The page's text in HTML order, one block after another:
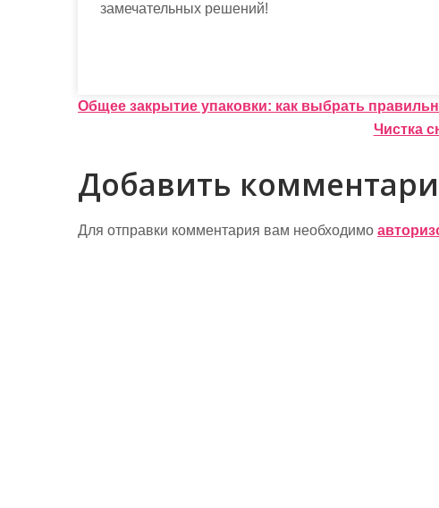
замечательных решений!
Н
в
и
г
Общее закрытие упаковки: как выбрать
Чистка
Добавить
Для отправки комментария вам необходимо